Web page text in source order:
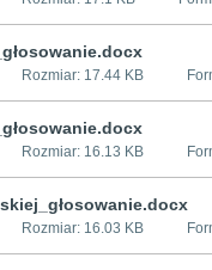
Rozmiar: 17.44 KB
Rozmiar: 16.13 KB
Rozmiar: 16.03 KB